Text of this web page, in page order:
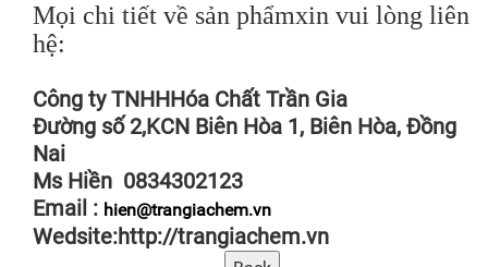
Mọi chi tiết về sản phẩmxin vui lòng liên
hệ:
Công ty TNHHHóa Chất Trần Gia
Đường số 2,KCN Biên Hòa 1, Biên Hòa, Đồng
Nai
Ms Hiền 0834302123
Email : hien@trangiachem.vn
Wedsite:http://trangiachem.vn